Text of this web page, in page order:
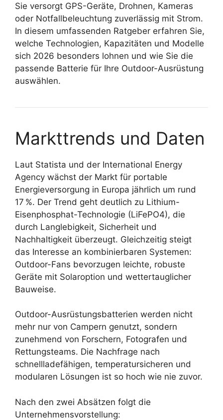
Sie versorgt GPS-Geräte, Drohnen, Kameras
oder Notfallbeleuchtung zuverlässig mit Strom.
In diesem umfassenden Ratgeber erfahren Sie,
welche Technologien, Kapazitäten und Modelle
sich 2026 besonders lohnen und wie Sie die
passende Batterie für Ihre Outdoor-Ausrüstung
auswählen.
Markttrends und Daten
Laut Statista und der International Energy
Agency wächst der Markt für portable
Energieversorgung in Europa jährlich um rund
17 %. Der Trend geht deutlich zu Lithium-
Eisenphosphat-Technologie (LiFePO4), die
durch Langlebigkeit, Sicherheit und
Nachhaltigkeit überzeugt. Gleichzeitig steigt
das Interesse an kombinierbaren Systemen:
Outdoor-Fans bevorzugen leichte, robuste
Geräte mit Solaroption und wettertauglicher
Bauweise.
Outdoor-Ausrüstungsbatterien werden nicht
mehr nur von Campern genutzt, sondern
zunehmend von Forschern, Fotografen und
Rettungsteams. Die Nachfrage nach
schnellladefähigen, temperatursicheren und
modularen Lösungen ist so hoch wie nie zuvor.
Nach den zwei Absätzen folgt die
Unternehmensvorstellung: